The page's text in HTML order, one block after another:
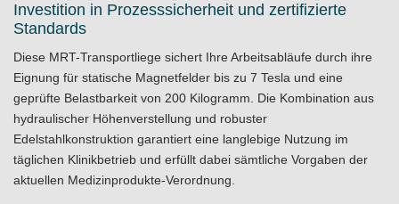
Investition in Prozesssicherheit und zertifizierte
Standards
Diese MRT-Transportliege sichert Ihre Arbeitsabläufe durch ihre
Eignung für statische Magnetfelder bis zu 7 Tesla und eine
geprüfte Belastbarkeit von 200 Kilogramm. Die Kombination aus
hydraulischer Höhenverstellung und robuster
Edelstahlkonstruktion garantiert eine langlebige Nutzung im
täglichen Klinikbetrieb und erfüllt dabei sämtliche Vorgaben der
aktuellen Medizinprodukte-Verordnung.